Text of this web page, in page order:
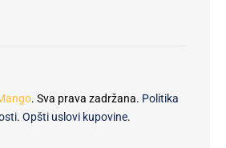
. Sva prava zadržana. Politika
. Opšti uslovi kupovine.